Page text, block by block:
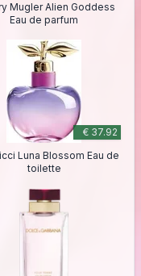
Mugler Alien Goddess
Eau de parfum
€ 37.92
Luna Blossom Eau de
toilette